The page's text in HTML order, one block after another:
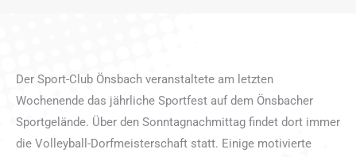
Der Sport-Club Önsbach veranstaltete am letzten
Wochenende das jährliche Sportfest auf dem Önsbacher
Sportgelände. Über den Sonntagnachmittag findet dort immer
die Volleyball-Dorfmeisterschaft statt. Einige motivierte